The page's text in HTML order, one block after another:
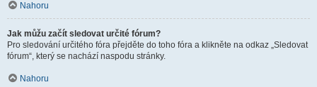
Nahoru
Jak můžu začít sledovat určité fórum?
Pro sledování určitého fóra přejděte do toho fóra a klikněte na odkaz „Sledovat
fórum“, který se nachází naspodu stránky.
Nahoru